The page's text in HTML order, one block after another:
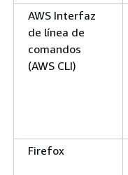
AWS Interfaz
de línea de
comandos
(AWS CLI)
Firefox